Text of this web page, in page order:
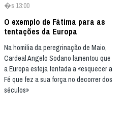
�s 13:00
O exemplo de Fátima para as
tentações da Europa
Na homilia da peregrinação de Maio,
Cardeal Angelo Sodano lamentou que
a Europa esteja tentada a «esquecer a
Fé que fez a sua força no decorrer dos
séculos»